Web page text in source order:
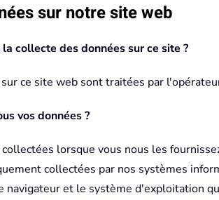
sur notre site web
collecte des données sur ce site ?
ce site web sont traitées par
vos données ?
lorsque vous nous les
collectées par nos systèmes
et le système d'exploitation